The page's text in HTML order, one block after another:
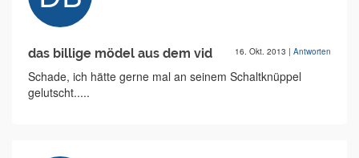
das billige mödel aus dem vid 16. Okt. 2013 | Antworten
Schade, ich hätte gerne mal an seinem Schaltknüppel
gelutscht.....